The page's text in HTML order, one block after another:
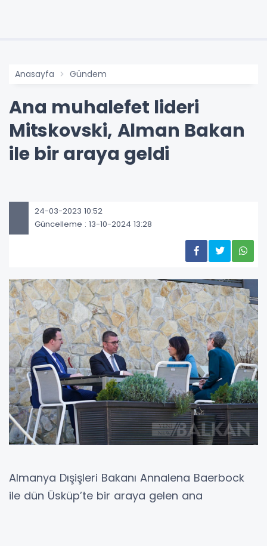
Anasayfa Gündem
Ana muhalefet lideri
Mitskovski, Alman Bakan
ile bir araya geldi
24-03-2023 10:52
Güncelleme : 13-10-2024 13:28
Almanya Dışişleri Bakanı Annalena Baerbock
ile dün Üsküp’te bir araya gelen ana